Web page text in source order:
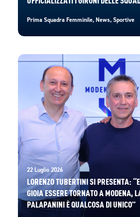
Prima Squadra Femminile,News,Sportive
22 Luglio 2026
LORENZO TUBERTINI SI PRESENTA:
GIOIA ESSERE TORNATO A MODENA,
PALAPANINI È QUALCOSA DI UNICO”